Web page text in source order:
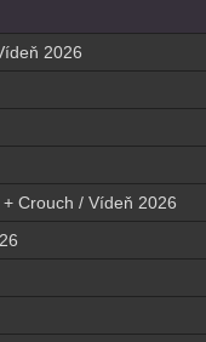
2026
Crouch / Vídeň 2026